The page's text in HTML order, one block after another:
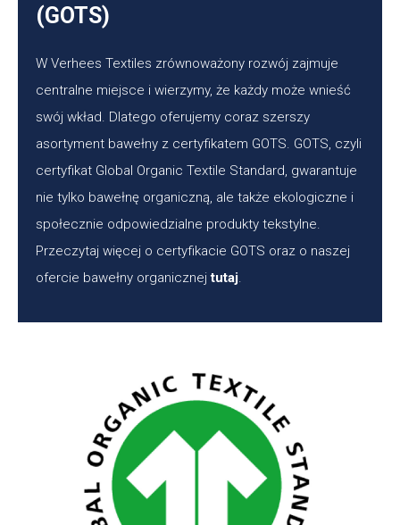
(GOTS)
W Verhees Textiles zrównoważony rozwój zajmuje
centralne miejsce i wierzymy, że każdy może wnieść
swój wkład. Dlatego oferujemy coraz szerszy
asortyment bawełny z certyfikatem GOTS. GOTS, czyli
certyfikat Global Organic Textile Standard, gwarantuje
nie tylko bawełnę organiczną, ale także ekologiczne i
społecznie odpowiedzialne produkty tekstylne.
Przeczytaj więcej o certyfikacie GOTS oraz o naszej
ofercie bawełny organicznejtutaj.